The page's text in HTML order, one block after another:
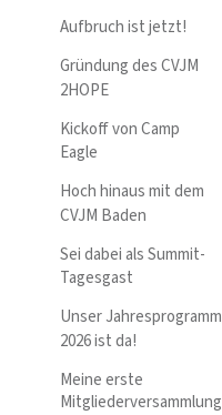
Aufbruch ist jetzt!
Gründung des CVJM
2HOPE
Kickoff von Camp
Eagle
Hoch hinaus mit dem
CVJM Baden
Sei dabei als Summit-
Tagesgast
Unser Jahresprogramm
2026 ist da!
Meine erste
Mitgliederversammlung